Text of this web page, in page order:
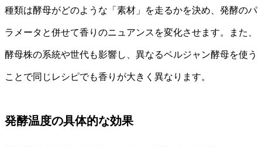
種類は酵母がどのような「素材」を走るかを決め、発酵のパ
ラメータと併せて香りのニュアンスを変化させます。また、
酵母株の系統や世代も影響し、異なるベルジャン酵母を使う
ことで同じレシピでも香りが大きく異なります。
発酵温度の具体的な効果